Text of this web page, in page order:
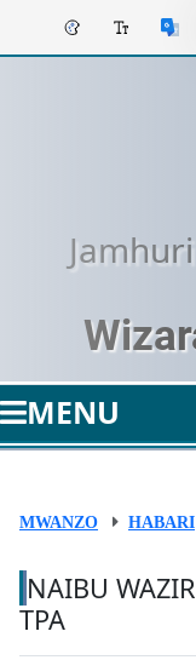
MENU
MWANZO HABARI
NAIBU
TPA